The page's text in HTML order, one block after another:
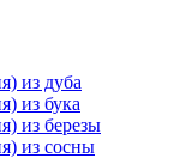
из дуба
из бука
из березы
из сосны